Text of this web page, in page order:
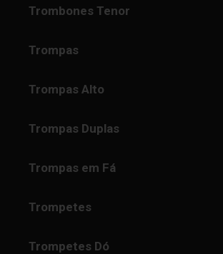
Trombones Tenor
Trompas
Trompas Alto
Trompas Duplas
Trompas em Fá
Trompetes
Trompetes Dó